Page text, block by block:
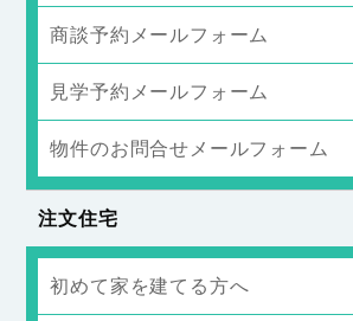
商談予約メールフォーム
見学予約メールフォーム
物件のお問合せメールフォーム
注文住宅
初めて家を建てる方へ